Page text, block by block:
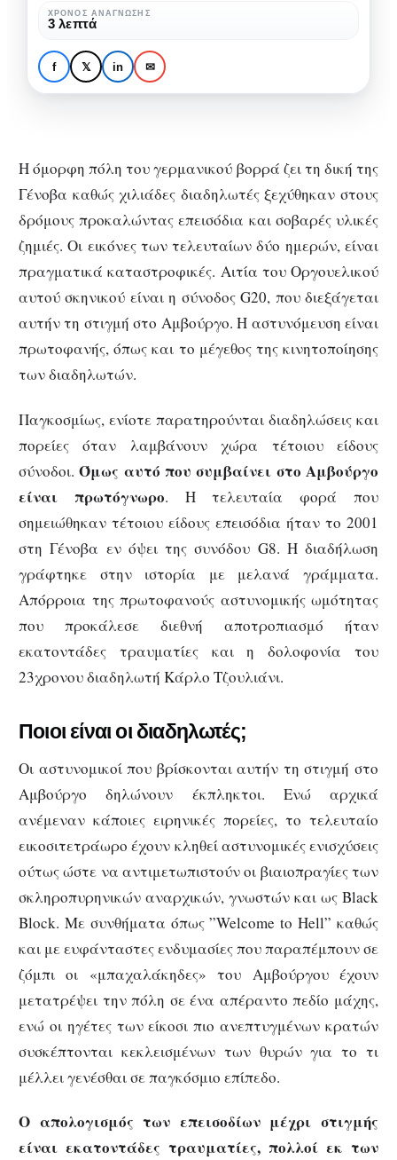
G20 Αμβούργο: Καλώς
ήρθατε στην κόλαση
στην
κόλαση
ΧΡΌΝΟΣ ΑΝΆΓΝΩΣΗΣ
3 λεπτά
f 𝕏 in ✉
Η όμορφη πόλη του γερμανικού βορρά ζει τη δική της
Γένοβα καθώς χιλιάδες διαδηλωτές ξεχύθηκαν στους
δρόμους προκαλώντας επεισόδια και σοβαρές υλικές
ζημιές. Οι εικόνες των τελευταίων δύο ημερών, είναι
πραγματικά καταστροφικές. Αιτία του Οργουελικού
αυτού σκηνικού είναι η σύνοδος G20, που διεξάγεται
αυτήν τη στιγμή στο Αμβούργο. Η αστυνόμευση είναι
πρωτοφανής, όπως και το μέγεθος της κινητοποίησης
των διαδηλωτών.
Παγκοσμίως, ενίοτε παρατηρούνται διαδηλώσεις και
πορείες όταν λαμβάνουν χώρα τέτοιου είδους
σύνοδοι.Όμως αυτό που συμβαίνει στο Αμβούργο
είναι πρωτόγνωρο. Η τελευταία φορά που
σημειώθηκαν τέτοιου είδους επεισόδια ήταν το 2001
στη Γένοβα εν όψει της συνόδου G8. Η διαδήλωση
γράφτηκε στην ιστορία με μελανά γράμματα.
Απόρροια της πρωτοφανούς αστυνομικής ωμότητας
που προκάλεσε διεθνή αποτροπιασμό ήταν
εκατοντάδες τραυματίες και η δολοφονία του
23χρονου διαδηλωτή Κάρλο Τζουλιάνι.
Ποιοι είναι οι διαδηλωτές;
Οι αστυνομικοί που βρίσκονται αυτήν τη στιγμή στο
Αμβούργο δηλώνουν έκπληκτοι. Ενώ αρχικά
ανέμεναν κάποιες ειρηνικές πορείες, το τελευταίο
εικοσιτετράωρο έχουν κληθεί αστυνομικές ενισχύσεις
ούτως ώστε να αντιμετωπιστούν οι βιαιοπραγίες των
σκληροπυρηνικών αναρχικών, γνωστών και ως Black
Block. Με συνθήματα όπως ”Welcome to Hell” καθώς
και με ευφάνταστες ενδυμασίες που παραπέμπουν σε
ζόμπι οι «μπαχαλάκηδες» του Αμβούργου έχουν
μετατρέψει την πόλη σε ένα απέραντο πεδίο μάχης,
ενώ οι ηγέτες των είκοσι πιο ανεπτυγμένων κρατών
συσκέπτονται κεκλεισμένων των θυρών για το τι
μέλλει γενέσθαι σε παγκόσμιο επίπεδο.
Ο απολογισμός των επεισοδίων μέχρι στιγμής
είναι εκατοντάδες τραυματίες, πολλοί εκ των